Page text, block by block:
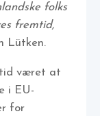
folks
fremtid,
Lütken.
været at
i EU-
for